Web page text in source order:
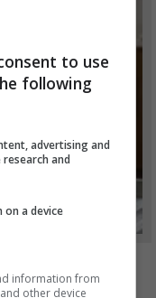
to use
following
advertising and
and
a device
information from
other device